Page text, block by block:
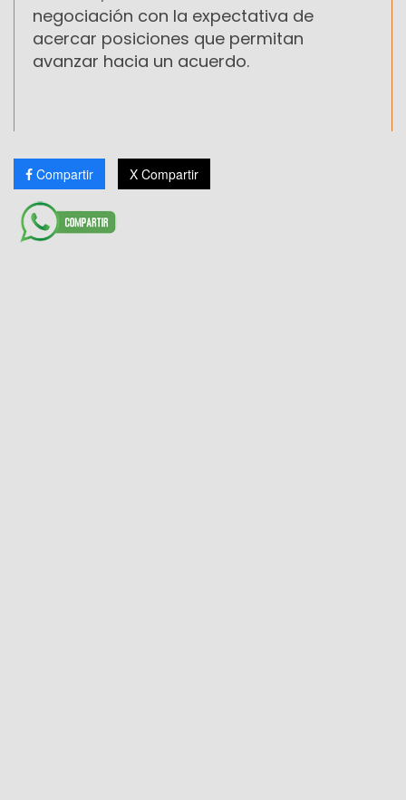
negociación con la expectativa de
acercar posiciones que permitan
avanzar hacia un acuerdo.
Compartir X Compartir